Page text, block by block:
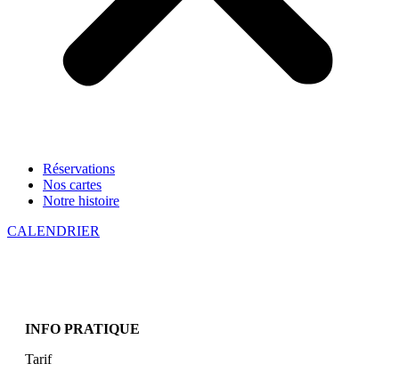
Réservations
Nos cartes
Notre histoire
CALENDRIER
INFO PRATIQUE
Tarif